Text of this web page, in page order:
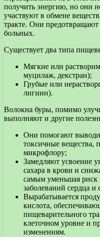
получить энергию, но они
участвуют в обмене
тракте. Они
больных.
Существует два типа
Мягкие или
муцилаж, декстран);
Грубые или
лигнин).
Волокна буры, помимо
выполняют и другие
Они помогают
токсичные вещества,
микрофлору;
Замедляют усвоение
сахара в крови и
самым уменьшая риск
заболеваний сердца и
Вырабатывается
кислота,
пищеварительного
клеточном уровне и
изменениям.